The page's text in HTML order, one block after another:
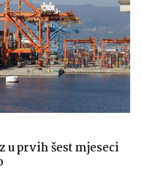
prvih šest mjeseci